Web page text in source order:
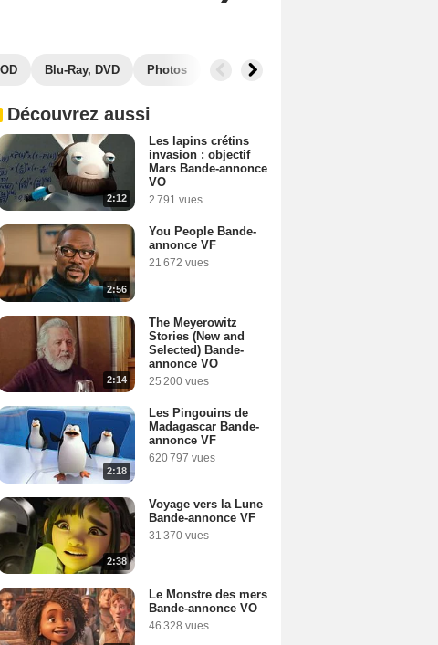
Blu-Ray, DVD Photos Secrets de tournage
Découvrez aussi
2:12
Les lapins crétins
invasion : objectif
Mars Bande-annonce
VO
2 791 vues
2:56
You People Bande-
annonce VF
21 672 vues
2:14
The Meyerowitz
Stories (New and
Selected) Bande-
annonce VO
25 200 vues
2:18
Les Pingouins de
Madagascar Bande-
annonce VF
620 797 vues
2:38
Voyage vers la Lune
Bande-annonce VF
31 370 vues
Le Monstre des mers
Bande-annonce VO
46 328 vues